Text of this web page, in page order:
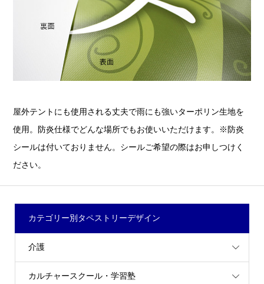
屋外テントにも使用される丈夫で雨にも強いターポリン生地を
使用。防炎仕様でどんな場所でもお使いいただけます。※防炎
シールは付いておりません。シールご希望の際はお申しつけく
ださい。
カテゴリー別タペストリーデザイン
介護
カルチャースクール・学習塾